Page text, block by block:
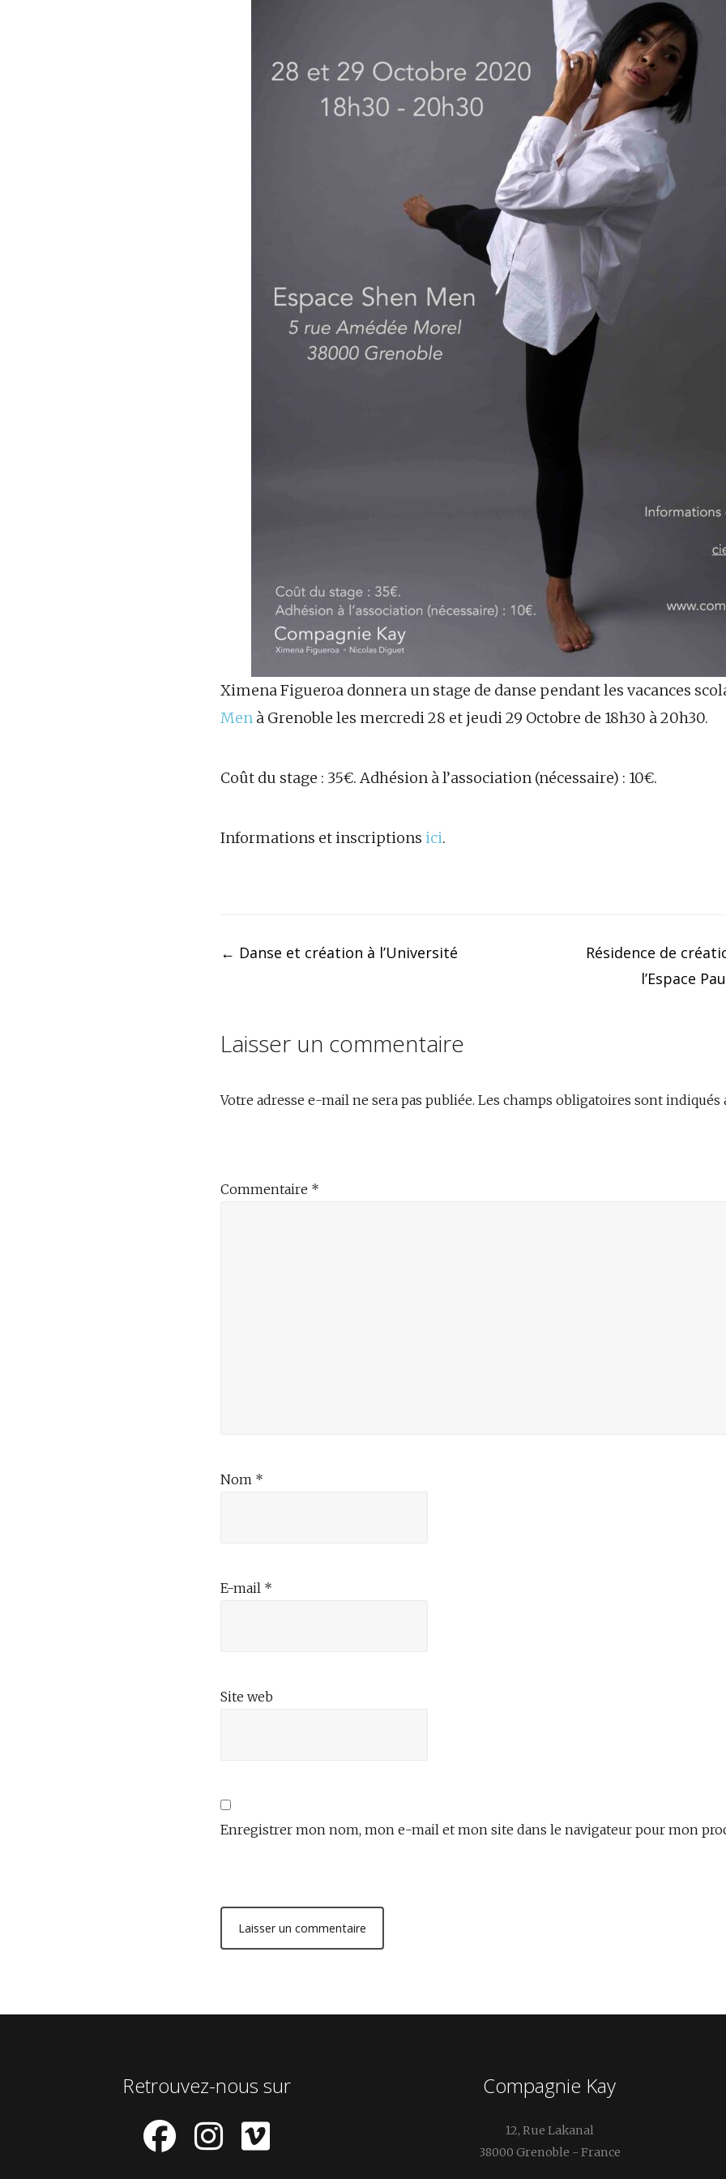
Ximena Figueroa donnera un stage de danse pendant les vacances
Men à Grenoble les mercredi 28 et jeudi 29 Octobre de 18h30 à 20h30.
Coût du stage : 35€. Adhésion à l’association (nécessaire) : 10€.
Informations et inscriptions ici.
← Danse et création à l’Université
Résidence de
l’Espace
Laisser un commentaire
Votre adresse e-mail ne sera pas publiée. Les champs obligatoires sont indiqués
Commentaire *
Nom *
E-mail *
Site web
Enregistrer mon nom, mon e-mail et mon site dans le navigateur pour mon
Retrouvez-nous sur Compagnie Kay
12, Rue Lakanal
38000 Grenoble - France